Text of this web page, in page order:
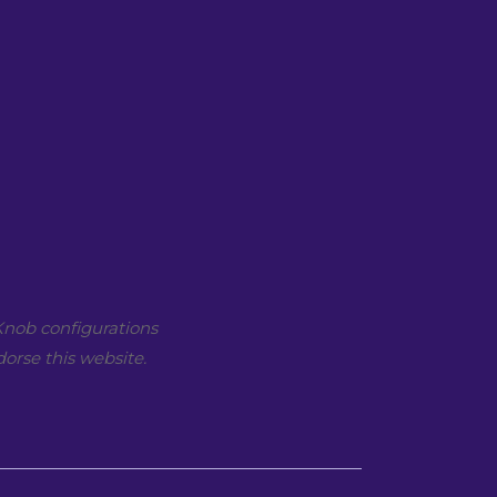
configurations
this website.